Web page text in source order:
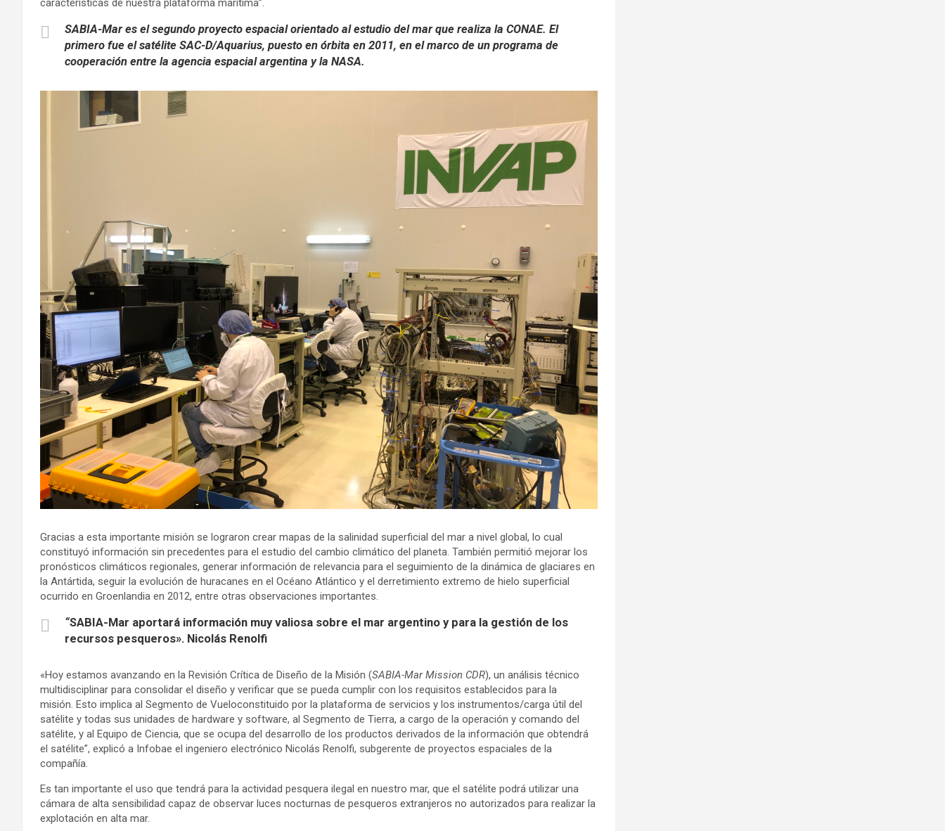
características de nuestra plataforma marítima”.
SABIA-Mar es el segundo proyecto espacial orientado al estudio del mar que realiza la CONAE. El
primero fue el satélite SAC-D/Aquarius, puesto en órbita en 2011, en el marco de un programa de
cooperación entre la agencia espacial argentina y la NASA.
Gracias a esta importante misión se lograron crear mapas de la salinidad superficial del mar a nivel global, lo cual
constituyó información sin precedentes para el estudio del cambio climático del planeta. También permitió mejorar los
pronósticos climáticos regionales, generar información de relevancia para el seguimiento de la dinámica de glaciares en
la Antártida, seguir la evolución de huracanes en el Océano Atlántico y el derretimiento extremo de hielo superficial
ocurrido en Groenlandia en 2012, entre otras observaciones importantes.
“SABIA-Mar aportará información muy valiosa sobre el mar argentino y para la gestión de los
recursos pesqueros». Nicolás Renolfi
«Hoy estamos avanzando en la Revisión Crítica de Diseño de la Misión (SABIA-Mar Mission CDR), un análisis técnico
multidisciplinar para consolidar el diseño y verificar que se pueda cumplir con los requisitos establecidos para la
misión. Esto implica al Segmento de Vueloconstituido por la plataforma de servicios y los instrumentos/carga útil del
satélite y todas sus unidades de hardware y software, al Segmento de Tierra, a cargo de la operación y comando del
satélite, y al Equipo de Ciencia, que se ocupa del desarrollo de los productos derivados de la información que obtendrá
el satélite”, explicó a Infobae el ingeniero electrónico Nicolás Renolfi, subgerente de proyectos espaciales de la
compañía.
Es tan importante el uso que tendrá para la actividad pesquera ilegal en nuestro mar, que el satélite podrá utilizar una
cámara de alta sensibilidad capaz de observar luces nocturnas de pesqueros extranjeros no autorizados para realizar la
explotación en alta mar.